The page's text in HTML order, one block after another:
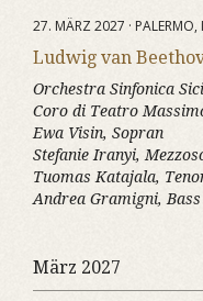
27. MÄRZ 2027 ·
Ludwig van
Orchestra Sinfonica
Coro di Teatro
Ewa Visin, Sopran
Stefanie Iranyi,
Tuomas Katajala,
Andrea Gramigni, Bass
März 2027